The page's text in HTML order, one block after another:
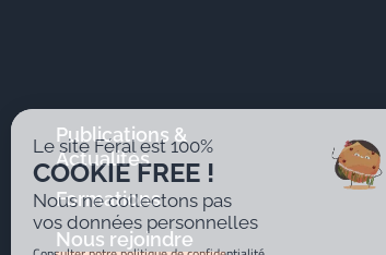
Publications &
Actualités
Formations
Nous rejoindre
est 100%
FREE !
collectons pas
personnelles